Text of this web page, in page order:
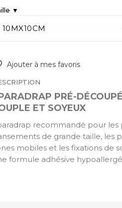
▼
Ajouter à mes favoris
PRÉ-
ET SOYEUX
recommandé pour
de grande taille, les
mobiles et les fixations de
formule adhésive